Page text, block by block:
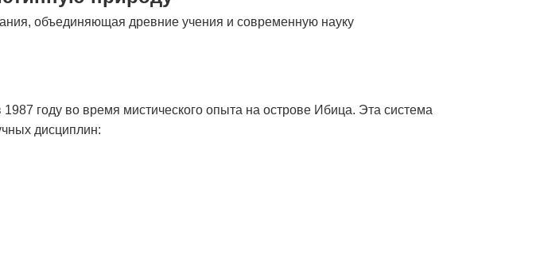
объединяющая древние учения и современную науку
году во время мистического опыта на острове Ибица. Эта система
дисциплин: